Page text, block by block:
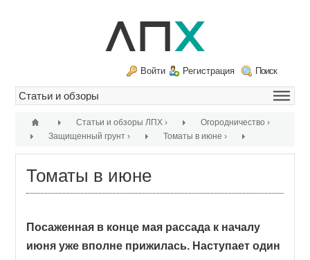
Поиск
Войти Регистрация
Статьи и обзоры ЛПХ › Огородничество ›
Защищенный грунт › Томаты в июне ›
Томаты в июне
Посаженная в конце мая рассада к началу
июня уже вполне прижилась. Наступает один